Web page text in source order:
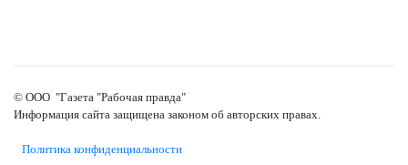
© ООО "Газета "Рабочая правда"
Информация сайта защищена законом об авторских правах.
Политика конфиденциальности